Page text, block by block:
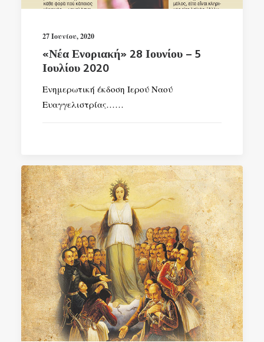
27 Ιουνίου, 2020
«Νέα Ενοριακή» 28 Ιουνίου – 5
Ιουλίου 2020
Ενημερωτική έκδοση Ιερού Ναού
Ευαγγελιστρίας……